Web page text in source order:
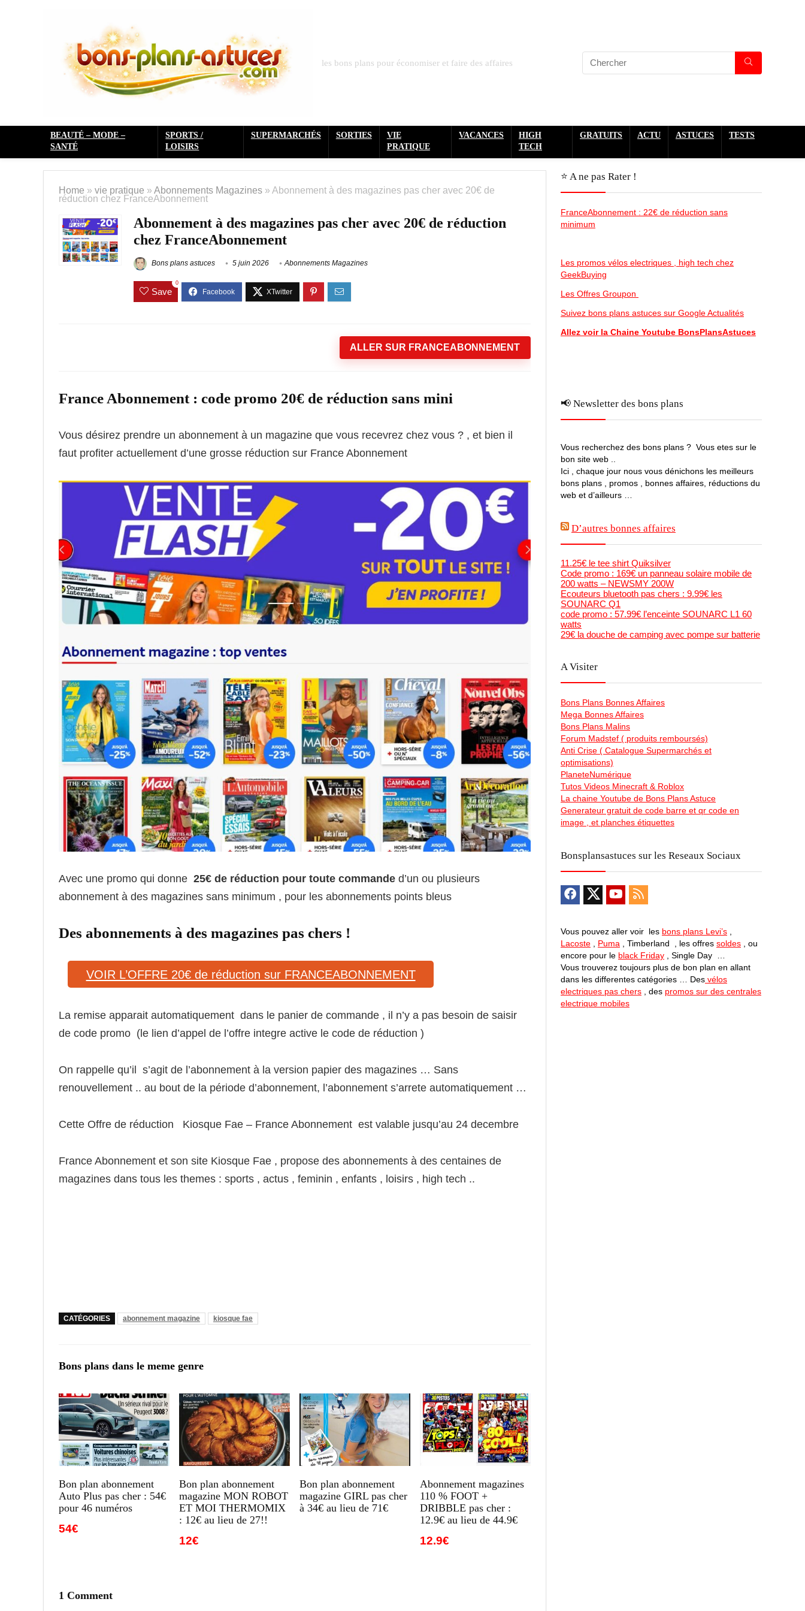
les bons plans pour économiser et faire des affaires
BEAUTÉ – MODE –
SANTÉ
SPORTS /
LOISIRS
SUPERMARCHÉS SORTIES
VIE
PRATIQUE
VACANCES
HIGH
TECH
GRATUITS ACTU ASTUCES TESTS
Home » vie pratique » Abonnements Magazines » Abonnement à des magazines pas cher avec 20€ de
réduction chez FranceAbonnement
Abonnement à des magazines pas cher avec 20€ de réduction
chez FranceAbonnement
Bons plans astuces 5 juin 2026 Abonnements Magazines
Save
0
ALLER SUR FRANCEABONNEMENT
France Abonnement : code promo 20€ de réduction sans mini
Vous désirez prendre un abonnement à un magazine que vous recevrez chez vous ? , et bien il
faut profiter actuellement d’une grosse réduction sur France Abonnement
Avec une promo qui donne 25€ de réduction pour toute commande d’un ou plusieurs
abonnement à des magazines sans minimum , pour les abonnements points bleus
Des abonnements à des magazines pas chers !
VOIR L’OFFRE 20€ de réduction sur FRANCEABONNEMENT
La remise apparait automatiquement dans le panier de commande , il n’y a pas besoin de saisir
de code promo (le lien d’appel de l’offre integre active le code de réduction )
On rappelle qu’il s’agit de l’abonnement à la version papier des magazines … Sans
renouvellement .. au bout de la période d’abonnement, l’abonnement s’arrete automatiquement …
Cette Offre de réduction Kiosque Fae – France Abonnement est valable jusqu’au 24 decembre
France Abonnement et son site Kiosque Fae , propose des abonnements à des centaines de
magazines dans tous les themes : sports , actus , feminin , enfants , loisirs , high tech ..
CATÉGORIES abonnement magazine kiosque fae
Bons plans dans le meme genre
Bon plan abonnement
Auto Plus pas cher : 54€
pour 46 numéros
54€
Bon plan abonnement
magazine MON ROBOT
ET MOI THERMOMIX
: 12€ au lieu de 27!!
12€
Bon plan abonnement
magazine GIRL pas cher
à 34€ au lieu de 71€
Abonnement magazines
110 % FOOT +
DRIBBLE pas cher :
12.9€ au lieu de 44.9€
12.9€
1 Comment
⭐️ A ne pas Rater !
FranceAbonnement : 22€ de réduction sans
minimum
Les promos vélos electriques , high tech chez
GeekBuying
Les Offres Groupon
Suivez bons plans astuces sur Google Actualités
Allez voir la Chaine Youtube BonsPlansAstuces
📢 Newsletter des bons plans
Vous recherchez des bons plans ? Vous etes sur le
bon site web ..
Ici , chaque jour nous vous dénichons les meilleurs
bons plans , promos , bonnes affaires, réductions du
web et d’ailleurs …
D’autres bonnes affaires
11.25€ le tee shirt Quiksilver
Code promo : 169€ un panneau solaire mobile de
200 watts – NEWSMY 200W
Ecouteurs bluetooth pas chers : 9.99€ les
SOUNARC Q1
code promo : 57.99€ l’enceinte SOUNARC L1 60
watts
29€ la douche de camping avec pompe sur batterie
A Visiter
Bons Plans Bonnes Affaires
Mega Bonnes Affaires
Bons Plans Malins
Forum Madstef ( produits remboursés)
Anti Crise ( Catalogue Supermarchés et
optimisations)
PlaneteNumérique
Tutos Videos Minecraft & Roblox
La chaine Youtube de Bons Plans Astuce
Generateur gratuit de code barre et qr code en
image , et planches étiquettes
Bonsplansastuces sur les Reseaux Sociaux
Vous pouvez aller voir les bons plans Levi’s
Lacoste
Puma , Timberland , les offres soldes , ou
encore pour le black Friday , Single Day …
Vous trouverez toujours plus de bon plan en allant
dans les differentes catégories … Des vélos
electriques pas chers , des promos sur des centrales
electrique mobiles